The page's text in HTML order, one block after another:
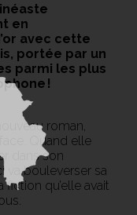
en
avec cette
portée par un
parmi les plus
!
roman,
Quand elle
dans son
va bouleverser sa
fiction qu’elle avait